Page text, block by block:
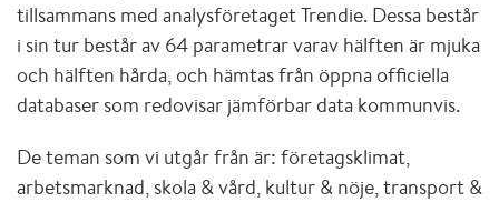
tillsammans med analysföretaget Trendie. Dessa består
i sin tur består av 64 parametrar varav hälften är mjuka
och hälften hårda, och hämtas från öppna officiella
databaser som redovisar jämförbar data kommunvis.
De teman som vi utgår från är: företagsklimat,
arbetsmarknad, skola & vård, kultur & nöje, transport &